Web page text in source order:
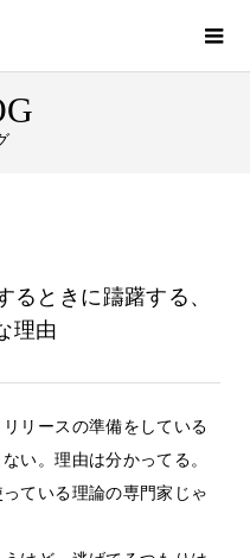
るときに躊躇する、
理由
リースの準備をしている
い。理由は分かってる。
ている理論の専門家じゃ